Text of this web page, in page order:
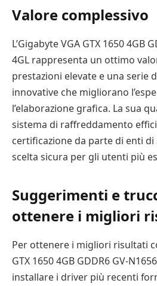
Valore complessivo
L’Gigabyte VGA GTX 1650 4GB
4GL rappresenta un ottimo
prestazioni elevate e una serie
innovative che migliorano
l’elaborazione grafica. La sua
sistema di raffreddamento
certificazione da parte di enti
scelta sicura per gli utenti più
Suggerimenti e
ottenere i migliori
Per ottenere i migliori risultati
GTX 1650 4GB GDDR6 GV-
installare i driver più recenti